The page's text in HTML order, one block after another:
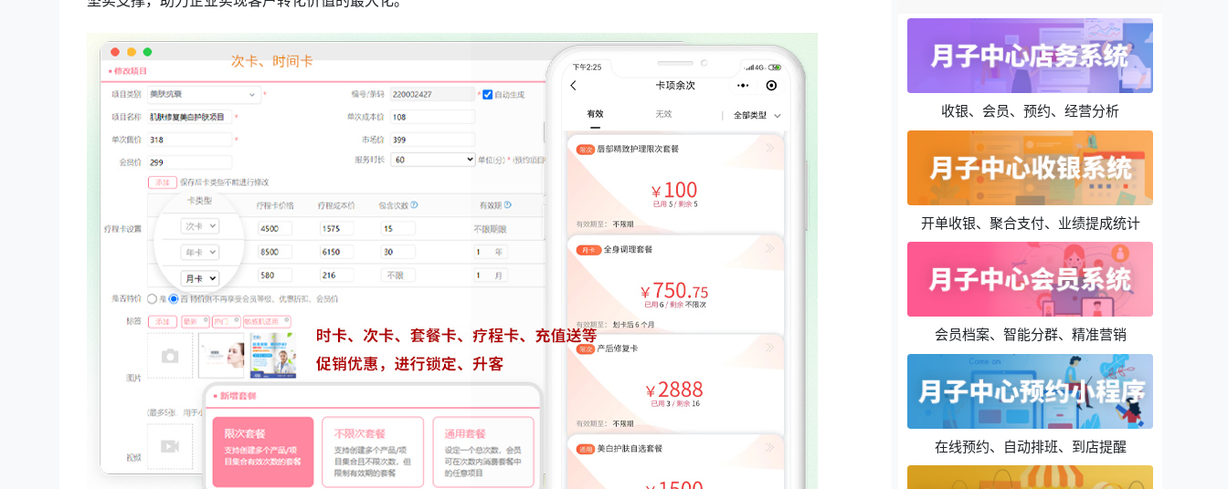
收银、会员、预约、经营分析
开单收银、聚合支付、业绩提成统计
会员档案、智能分群、精准营销
在线预约、自动排班、到店提醒